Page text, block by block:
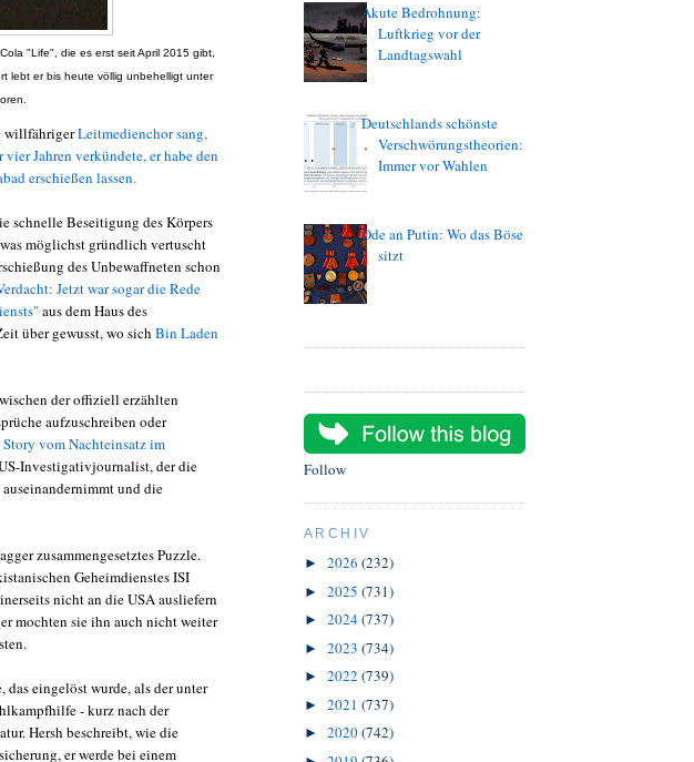
"Life", die es erst seit April 2015 gibt,
lebt er bis heute völlig unbehelligt unter
willfährigerLeitmedienchor sang,
Jahren verkündete, er habe den
erschießen lassen.
schnelle Beseitigung des Körpers
möglichst gründlich vertuscht
des Unbewaffneten schon
Jetzt war sogar die Rede
aus dem Haus des
über gewusst, wo sich Bin Laden
der offiziell erzählten
aufzuschreiben oder
vom Nachteinsatz im
Investigativjournalist, der die
auseinandernimmt und die
zusammengesetztes Puzzle.
Geheimdienstes ISI
nicht an die USA ausliefern
mochten sie ihn auch nicht weiter
eingelöst wurde, als der unter
- kurz nach der
Hersh beschreibt, wie die
er werde bei einem
Akute Bedrohnung:
Luftkrieg vor der
Landtagswahl
Deutschlands schönste
Verschwörungstheorien:
Immer vor Wahlen
Ode an Putin: Wo das Böse
sitzt
Follow
ARCHIV
► 2026 (232)
► 2025 (731)
► 2024(737)
► 2023 (734)
► 2022 (739)
► 2021 (737)
► 2020(742)